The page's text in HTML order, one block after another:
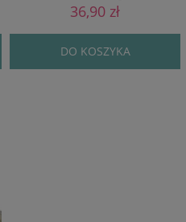
36,90 zł
DO KOSZYKA